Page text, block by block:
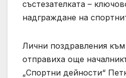
състезателката –
надграждане на
Лични поздравления
отправиха още
„Спортни дейности“